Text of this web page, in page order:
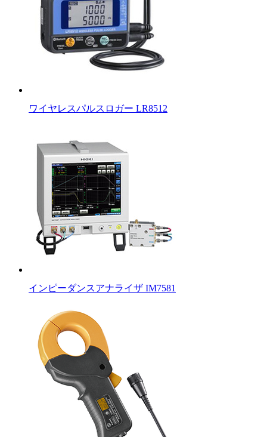
ワイヤレスパルスロガー LR8512
インピーダンスアナライザ IM7581